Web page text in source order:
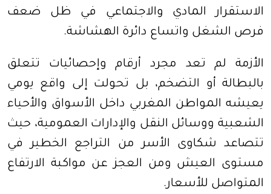
الاستقرار المادي والاجتماعي في ظل ضعف
فرص الشغل واتساع دائرة الهشاشة.
الأزمة لم تعد مجرد أرقام وإحصائيات تتعلق
بالبطالة أو التضخم، بل تحولت إلى واقع يومي
يعيشه المواطن المغربي داخل الأسواق والأحياء
الشعبية ووسائل النقل والإدارات العمومية، حيث
تتصاعد شكاوى الأسر من التراجع الخطير في
مستوى العيش ومن العجز عن مواكبة الارتفاع
المتواصل للأسعار.